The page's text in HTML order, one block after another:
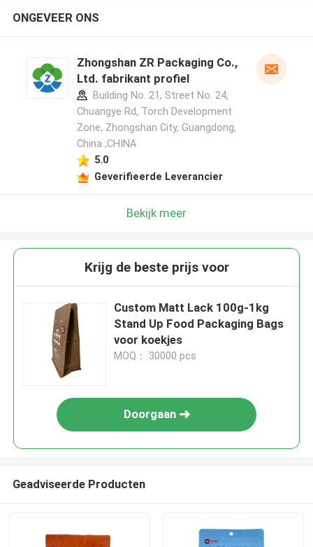
ONGEVEER ONS
Zhongshan ZR Packaging Co.,
Ltd. fabrikant profiel
Building No. 21, Street No. 24,
Chuangye Rd, Torch Development
Zone, Zhongshan City, Guangdong,
China ,CHINA
5.0
Geverifieerde Leverancier
Bekijk meer
Krijg de beste prijs voor
Custom Matt Lack 100g-1kg
Stand Up Food Packaging Bags
voor koekjes
MOQ： 30000 pcs
Doorgaan
Geadviseerde Producten